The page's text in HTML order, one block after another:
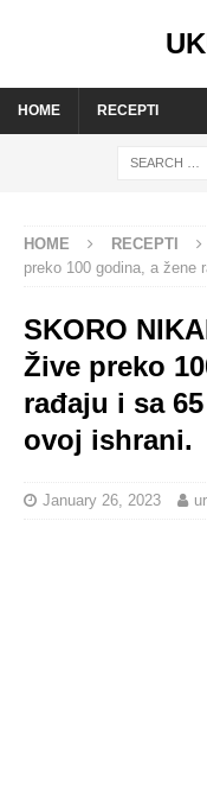
HOME RECEPTI
HOME RECEPTI
preko 100 godina, a žene
SKORO
Žive preko
rađaju i sa
ovoj ishrani.
January 26, 2023